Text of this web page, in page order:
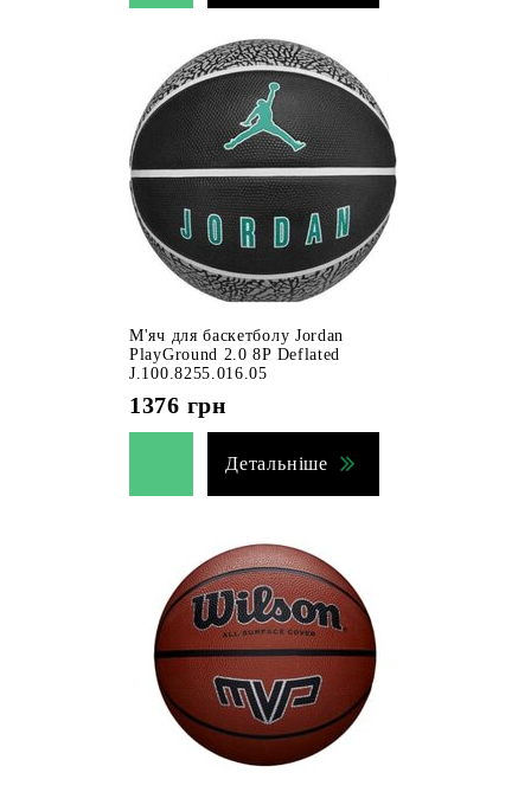
М'яч для баскетболу Jordan
PlayGround 2.0 8P Deflated
J.100.8255.016.05
1376 грн
Детальніше